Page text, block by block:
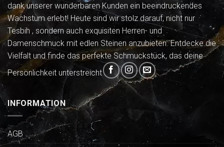
dank unserer wunderbaren Kunden ein beeindruckendes
Wachstum erlebt! Heute sind wir stolz darauf, nicht nur
Tesbih , sondern auch exquisiten Herren- und
Damenschmuck mit edlen Steinen anzubieten. Entdecke die
Vielfalt und finde das perfekte Schmuckstück, das deine
Persönlichkeit unterstreicht
INFORMATION
AGB